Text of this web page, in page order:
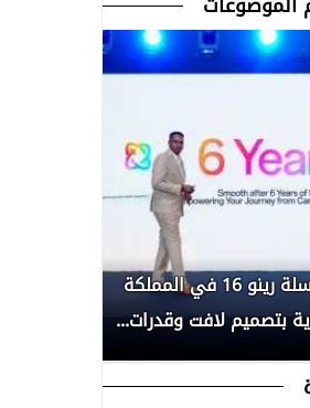
أوبو تطلق سلسلة رينو 16 في المملكة
بتصميم لافت وقدرات...